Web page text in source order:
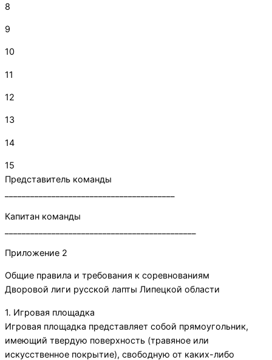
8
9
10
11
12
13
14
15
Представитель команды
Капитан команды
Приложение 2
Общие правила и требования к соревнованиям
Дворовой лиги русской лапты Липецкой области
1. Игровая площадка
Игровая площадка представляет собой прямоугольник,
имеющий твердую поверхность (травяное или
искусственное покрытие), свободную от каких-либо